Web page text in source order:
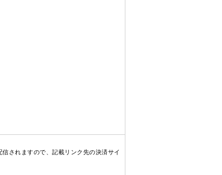
されますので、記載リンク先の決済サイ